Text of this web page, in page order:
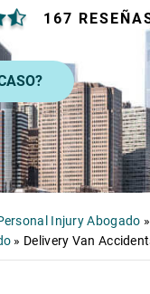
167
Injury Abogado »
» Delivery Van